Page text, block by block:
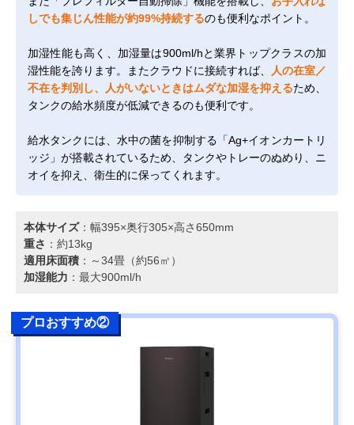
しでも集じん性能が約99%持続するのも便利なポイント。
加湿性能も高く、加湿量は900ml/hと業界トップクラスの加
湿性能を誇ります。またクラウドに接続すれば、
人の在室／
不在を判別し、人がいないときはムダな加湿を抑えるため、
タンクの給水頻度が低減できるのも便利です。
給水タンクには、水中の菌を抑制する「Ag+イオンカートリ
ッジ」が搭載されているため、タンクやトレーのぬめり、ニ
オイを抑え、衛生的に保ってくれます。
本体サイズ：幅395×奥行305×高さ650mm
重さ ：約13kg
適用床面積 ：～34畳（約56㎡）
加湿能力 ：最大900ml/h
プロおすすめ②